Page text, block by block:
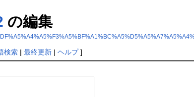
の編集
検索| 最終更新| ヘルプ]